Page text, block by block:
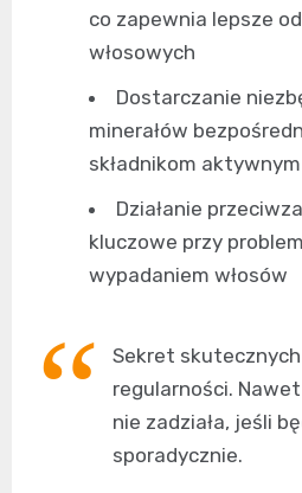
co zapewnia lepsze
włosowych
Dostarczanie
minerałów
składnikom aktywnym
Działanie
kluczowe przy
wypadaniem włosów
Sekret
regularności.
nie zadziała, jeśli
sporadycznie.